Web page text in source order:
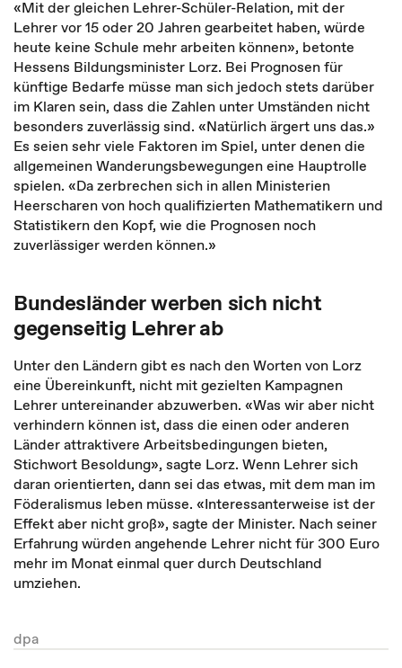
«Mit der gleichen Lehrer-Schüler-Relation, mit der
Lehrer vor 15 oder 20 Jahren gearbeitet haben, würde
heute keine Schule mehr arbeiten können», betonte
Hessens Bildungsminister Lorz. Bei Prognosen für
künftige Bedarfe müsse man sich jedoch stets darüber
im Klaren sein, dass die Zahlen unter Umständen nicht
besonders zuverlässig sind. «Natürlich ärgert uns das.»
Es seien sehr viele Faktoren im Spiel, unter denen die
allgemeinen Wanderungsbewegungen eine Hauptrolle
spielen. «Da zerbrechen sich in allen Ministerien
Heerscharen von hoch qualifizierten Mathematikern und
Statistikern den Kopf, wie die Prognosen noch
zuverlässiger werden können.»
Bundesländer werben sich nicht
gegenseitig Lehrer ab
Unter den Ländern gibt es nach den Worten von Lorz
eine Übereinkunft, nicht mit gezielten Kampagnen
Lehrer untereinander abzuwerben. «Was wir aber nicht
verhindern können ist, dass die einen oder anderen
Länder attraktivere Arbeitsbedingungen bieten,
Stichwort Besoldung», sagte Lorz. Wenn Lehrer sich
daran orientierten, dann sei das etwas, mit dem man im
Föderalismus leben müsse. «Interessanterweise ist der
Effekt aber nicht groß», sagte der Minister. Nach seiner
Erfahrung würden angehende Lehrer nicht für 300 Euro
mehr im Monat einmal quer durch Deutschland
umziehen.
dpa